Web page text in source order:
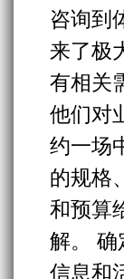
咨询到
来了极
有相关
他们对
约一场
的规格
和预算
解。 确
信息和